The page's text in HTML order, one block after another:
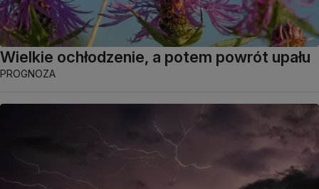
Wielkie ochłodzenie, a potem powrót upału
PROGNOZA